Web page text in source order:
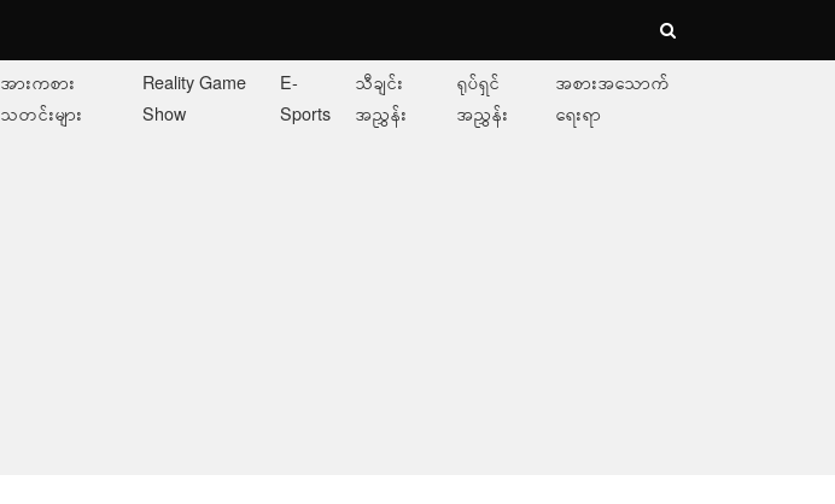
အားကစား
သတင်းများ
Reality Game
Show
E-
Sports
သီချင်း
အညွှန်း
ရုပ်ရှင်
အညွှန်း
အစားအသောက်
ရေးရာ